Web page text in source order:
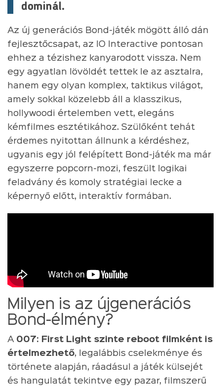
dominál.
Az új generációs Bond-játék mögött álló dán
fejlesztőcsapat, az IO Interactive pontosan
ehhez a tézishez kanyarodott vissza. Nem
egy agyatlan lövöldét tettek le az asztalra,
hanem egy olyan komplex, taktikus világot,
amely sokkal közelebb áll a klasszikus,
hollywoodi értelemben vett, elegáns
kémfilmes esztétikához. Szülőként tehát
érdemes nyitottan állnunk a kérdéshez,
ugyanis egy jól felépített Bond-játék ma már
egyszerre popcorn-mozi, feszült logikai
feladvány és komoly stratégiai lecke a
képernyő előtt, interaktív formában.
Milyen is az újgenerációs
Bond-élmény?
A 007: First Light szinte reboot filmként is
értelmezhető, legalábbis cselekménye és
története alapján, ráadásul a játék külsejét
és hangulatát tekintve egy pazar, filmszerű